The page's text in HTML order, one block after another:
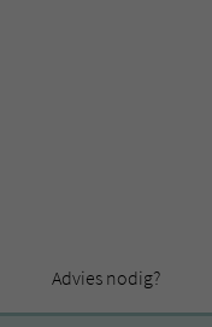
Advies nodig?